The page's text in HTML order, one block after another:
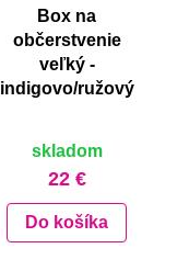
Box na
občerstvenie
veľký -
indigovo/ružový
skladom
22 €
Do košíka